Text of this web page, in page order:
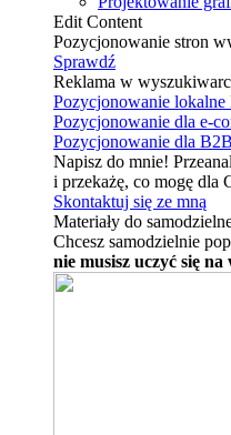
Edit Content
Pozycjonowanie stron
Sprawdź
Reklama w
Pozycjonowanie lokalne
Pozycjonowanie dla e-
Pozycjonowanie dla B2B
Napisz do mnie!
i przekażę, co mogę dla
Skontaktuj się ze mną
Materiały do
Chcesz samodzielnie
nie musisz uczyć się na